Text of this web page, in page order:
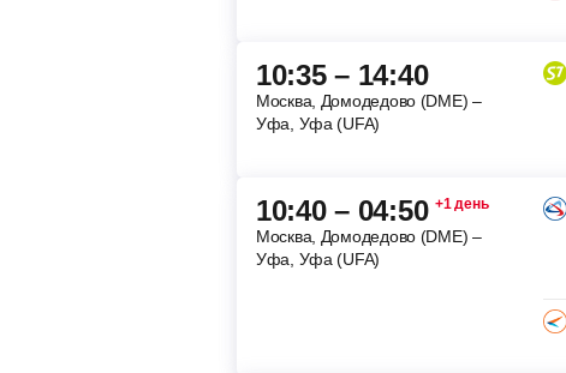
10:35 – 14:40
Москва, Домодедово (DME) –
Уфа, Уфа (UFA)
10:40 – 04:50 +1 день
Москва, Домодедово (DME) –
Уфа, Уфа (UFA)